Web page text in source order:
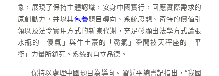
象，展現了保持主體認識，安身中國實行，回應實際需求的
原創動力，并以其包養題目導向、系統思想、奇特的價值引
領以及法令實用方式的新陳代謝，充足彰顯出法學方式論張
水瓶的「傻氣」與牛土豪的「霸氣」瞬間被天秤座的「平
衡」力量所鎖死。系統的自立品德。
保持以處理中國題目為導向。習近平總書記指出，“我國